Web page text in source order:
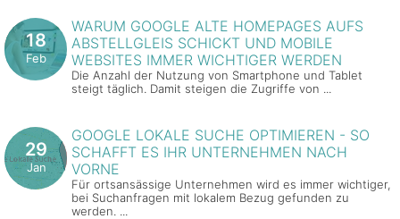
18
Feb
WARUM GOOGLE ALTE HOMEPAGES AUFS
ABSTELLGLEIS SCHICKT UND MOBILE
WEBSITES IMMER WICHTIGER WERDEN
Die Anzahl der Nutzung von Smartphone und Tablet
steigt täglich. Damit steigen die Zugriffe von ...
29
Jan
GOOGLE LOKALE SUCHE OPTIMIEREN - SO
SCHAFFT ES IHR UNTERNEHMEN NACH
VORNE
Für ortsansässige Unternehmen wird es immer wichtiger,
bei Suchanfragen mit lokalem Bezug gefunden zu
werden. ...